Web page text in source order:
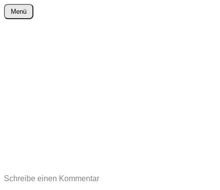
wurster-cartoon-blog.de
Menü
Zum
Inhalt
Schreibe einen Kommentar